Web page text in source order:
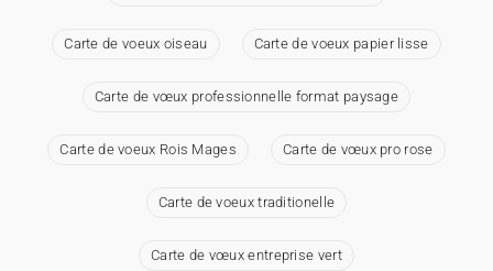
Carte de voeux oiseau Carte de voeux papier lisse
Carte de vœux professionnelle format paysage
Carte de voeux Rois Mages Carte de vœux pro rose
Carte de voeux traditionelle
Carte de vœux entreprise vert